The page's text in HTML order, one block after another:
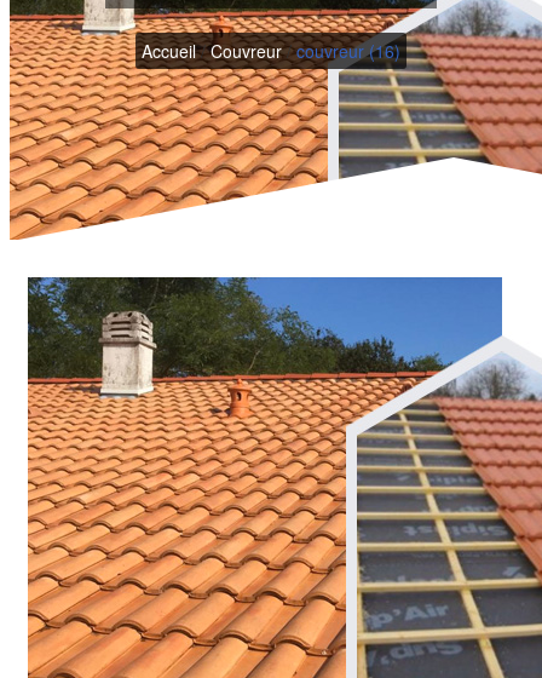
Accueil/Couvreur/couvreur (16)